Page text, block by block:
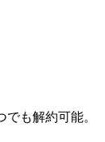
も解約可能。